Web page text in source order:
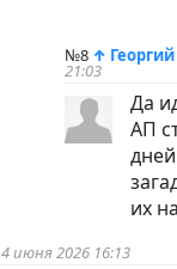
№8 ↑
21:03
Да
АП
их
4 июня 2026 16:13